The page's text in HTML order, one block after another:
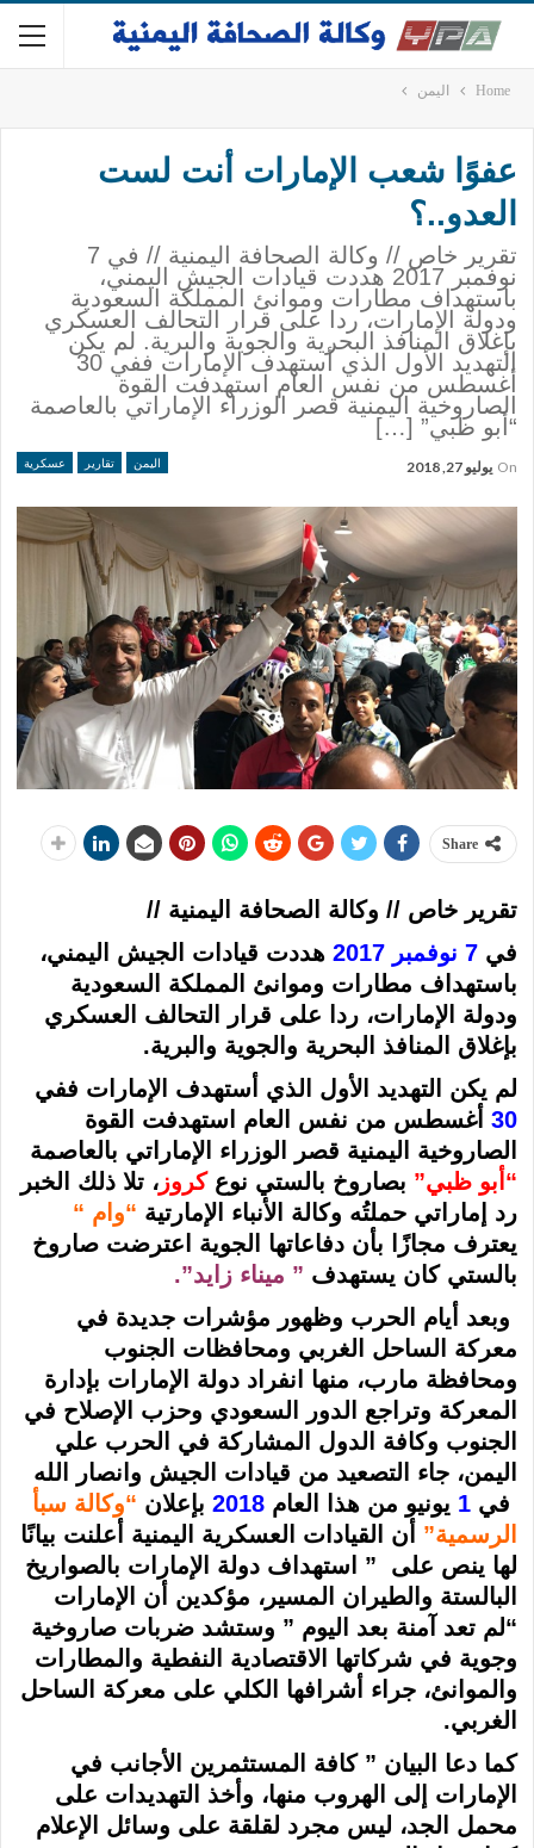
Home اليمن
عفوًا شعب الإمارات أنت لست
العدو..؟
تقرير خاص // وكالة الصحافة اليمنية // في 7
نوفمبر 2017 هددت قيادات الجيش اليمني،
باستهداف مطارات وموانئ المملكة السعودية
ودولة الإمارات، ردا على قرار التحالف العسكري
بإغلاق المنافذ البحرية والجوية والبرية. لم يكن
التهديد الأول الذي أستهدف الإمارات ففي 30
أغسطس من نفس العام استهدفت القوة
الصاروخية اليمنية قصر الوزراء الإماراتي بالعاصمة
“أبو ظبي” […]
اليمن تقارير عسكرية On يوليو 27, 2018
Share
تقرير خاص // وكالة الصحافة اليمنية //
في 7 نوفمبر 2017
هددت قيادات الجيش اليمني،
باستهداف مطارات وموانئ المملكة السعودية
ودولة الإمارات، ردا على قرار التحالف العسكري
بإغلاق المنافذ البحرية والجوية والبرية.
لم يكن التهديد الأول الذي أستهدف الإمارات ففي
30 أغسطس من نفس العام استهدفت القوة
الصاروخية اليمنية قصر الوزراء الإماراتي بالعاصمة
“أبو ظبي” بصاروخ بالستي نوعكروز ، تلا ذلك الخبر
رد إماراتي حملتُه وكالة الأنباء الإمارتية “وام “
يعترف مجازًا بأن دفاعاتها الجوية اعترضت صاروخ
بالستي كان يستهدف ” ميناء زايد”.
وبعد أيام الحرب وظهور مؤشرات جديدة في
معركة الساحل الغربي ومحافظات الجنوب
ومحافظة مارب، منها انفراد دولة الإمارات بإدارة
المعركة وتراجع الدور السعودي وحزب الإصلاح في
الجنوب وكافة الدول المشاركة في الحرب علي
اليمن، جاء التصعيد من قيادات الجيش وانصار الله
في 1 يونيو من هذا العام 2018 بإعلان “وكالة سبأ
الرسمية” أن القيادات العسكرية اليمنية أعلنت بيانًا
لها ينص على ” استهداف دولة الإمارات بالصواريخ
البالستة والطيران المسير، مؤكدين أن الإمارات
“لم تعد آمنة بعد اليوم ” وستشد ضربات صاروخية
وجوية في شركاتها الاقتصادية النفطية والمطارات
والموانئ، جراء أشرافها الكلي على معركة الساحل
الغربي.
كما دعا البيان ” كافة المستثمرين الأجانب في
الإمارات إلى الهروب منها، وأخذ التهديدات على
محمل الجد، ليس مجرد لقلقة على وسائل الإعلام